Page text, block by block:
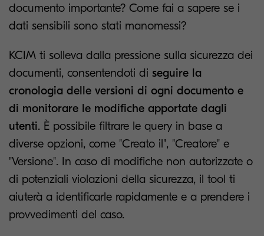
documento importante? Come fai a sapere se i
dati sensibili sono stati manomessi?
KCIM ti solleva dalla pressione sulla sicurezza dei
documenti, consentendoti di seguire la
cronologia delle versioni di ogni documento e
di monitorare le modifiche apportate dagli
utenti. È possibile filtrare le query in base a
diverse opzioni, come "Creato il", "Creatore" e
"Versione". In caso di modifiche non autorizzate o
di potenziali violazioni della sicurezza, il tool ti
aiuterà a identificarle rapidamente e a prendere i
provvedimenti del caso.